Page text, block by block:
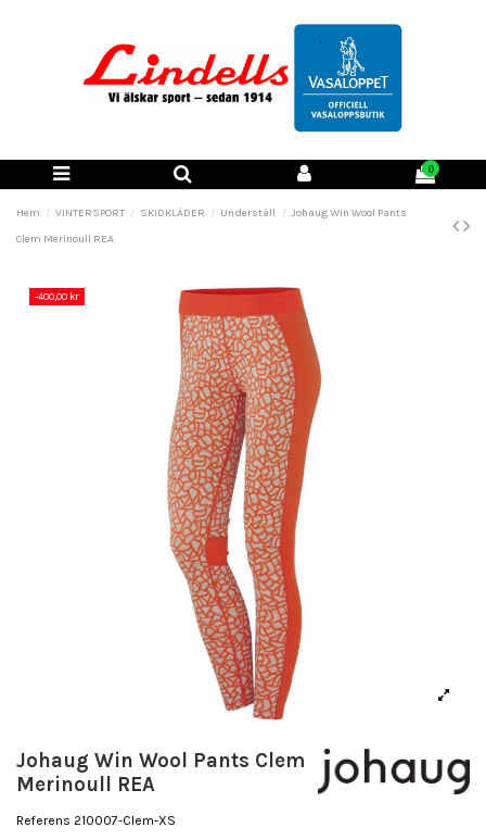
0
Hem VINTERSPORT SKIDKLÄDER Underställ
Johaug Win Wool Pants
Clem Merinoull REA
-400,00 kr
Johaug Win Wool Pants Clem
Merinoull REA
Referens 210007-Clem-XS